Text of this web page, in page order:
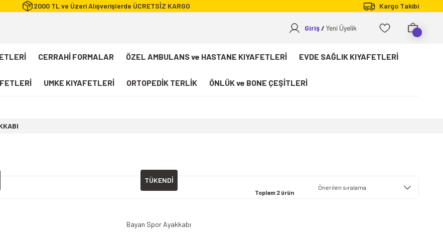
2000 TL ve Üzeri Alışverişlerde ÜCRETSİZ KARGO Kargo Takibi
Giriş Yeni Üyelik
CERRAHİ FORMALAR ÖZEL AMBULANS ve HASTANE KIYAFETLERİ EVDE SAĞLIK KIYAFETLERİ
UMKE KIYAFETLERİ ORTOPEDİK TERLİK ÖNLÜK ve BONE ÇEŞİTLERİ
Toplam 2 ürün
TÜKENDİ
Bayan Spor Ayakkabı